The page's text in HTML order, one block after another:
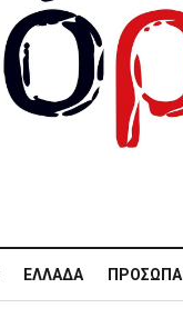
ΕΛΛΆΔΑ ΠΡΌΣΩΠΑ